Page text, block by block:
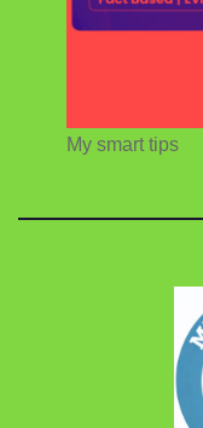
My smart tips